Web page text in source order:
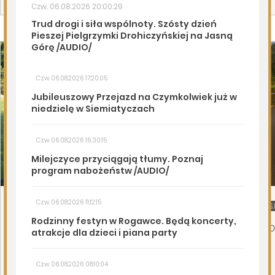
Page 1 of 6
Drohiczyn
06.08.2026 Podlasie24
Trud drogi i siła wspólnoty. Szósty dzień
Pieszej Pielgrzymki Drohiczyńskiej na
Jasną Górę